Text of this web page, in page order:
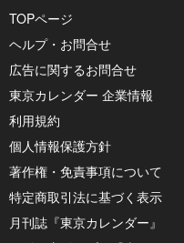
TOPページ
ヘルプ・お問合せ
広告に関するお問合せ
東京カレンダー 企業情報
利用規約
個人情報保護方針
著作権・免責事項について
特定商取引法に基づく表示
月刊誌『東京カレンダー』